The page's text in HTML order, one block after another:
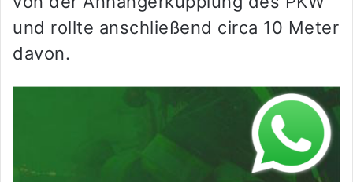
und rollte anschließend circa 10 Meter
davon.